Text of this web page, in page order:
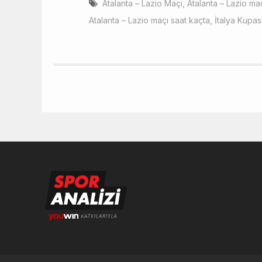
Atalanta – Lazio Maçı Atalanta – Lazio
Atalanta – Lazio maçı saat kaçta İtalya